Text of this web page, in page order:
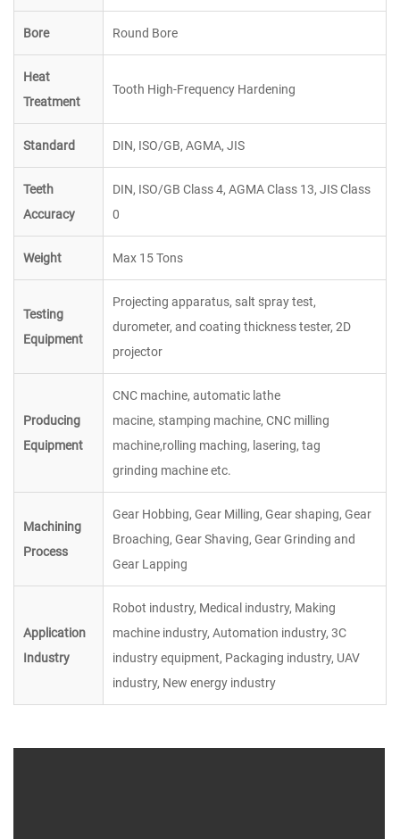
Bore Round Bore
Heat
Treatment
Tooth High-Frequency Hardening
Standard DIN, ISO/GB, AGMA, JIS
Teeth
Accuracy
DIN, ISO/GB Class 4, AGMA Class 13, JIS Class
0
Weight Max 15 Tons
Testing
Equipment
Projecting apparatus, salt spray test,
durometer, and coating thickness tester, 2D
projector
Producing
Equipment
CNC machine, automatic lathe
macine, stamping machine, CNC milling
machine,rolling maching, lasering, tag
grinding machine etc.
Machining
Process
Gear Hobbing, Gear Milling, Gear shaping, Gear
Broaching, Gear Shaving, Gear Grinding and
Gear Lapping
Application
Industry
Robot industry, Medical industry, Making
machine industry, Automation industry, 3C
industry equipment, Packaging industry, UAV
industry, New energy industry